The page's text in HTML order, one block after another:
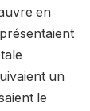
en
un
le